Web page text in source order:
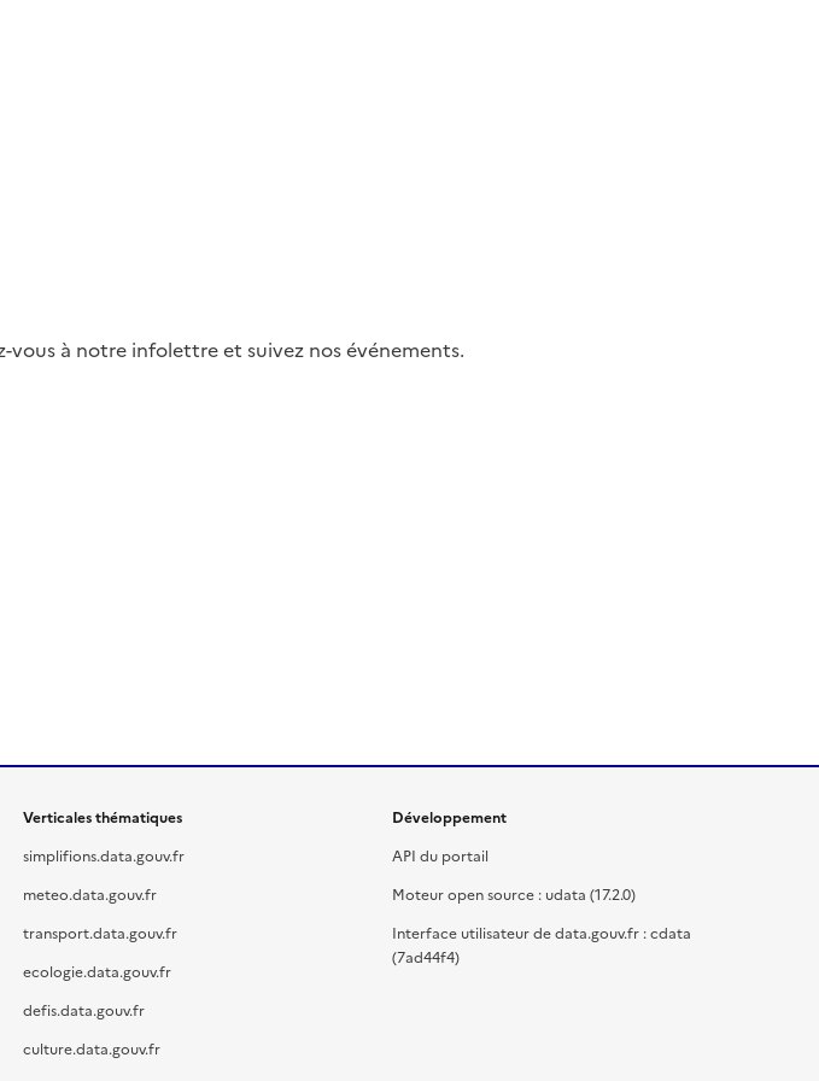
vous à notre infolettre et suivez nos événements.
Verticales thématiques
simplifions.data.gouv.fr
meteo.data.gouv.fr
transport.data.gouv.fr
ecologie.data.gouv.fr
defis.data.gouv.fr
culture.data.gouv.fr
Développement
API du portail
Moteur open source : udata (17.2.0)
Interface utilisateur de data.gouv.fr : cdata
(7ad44f4)